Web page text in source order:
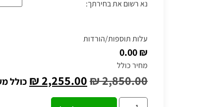
נא רשום את בחירתך:
עלות תוספות/הורדות
₪ 0.00
מחיר כולל
₪2,850.00
₪2,255.00 כולל